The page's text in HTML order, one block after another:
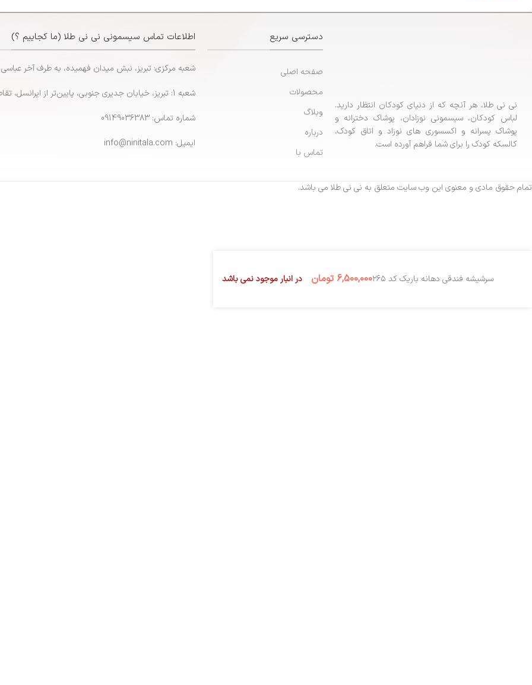
نی نی طلا، هر آنچه که از دنیای کودکان انتظار دارید.
لباس کودکان، سیسمونی نوزادان، پوشاک دخترانه و
پوشاک پسرانه و اکسسوری های نوزاد و اتاق کودک،
کالسکه کودک را برای شما فراهم آورده است.
دسترسی سریع
صفحه اصلی
محصولات
وبلاگ
درباره
تماس با
اطلاعات تماس سیسمونی نی نی طلا (ما کجاییم ؟)
شعبه مرکزی: تبریز، نبش میدان فهمیده، به طرف آخر عباسی
شعبه 1: تبریز، خیابان جدیری جنوبی، پایین‌تر از ایرانسل، تقاطع پاشایی
شماره تماس: 09149036383
ایمیل: info@ninitala.com
تمام حقوق مادی و معنوی این وب سایت متعلق به نی نی طلا می باشد.
سرشیشه فندقی دهانه باریک کد ۲۶۵ 6,500,000 تومان در انبار موجود نمی باشد